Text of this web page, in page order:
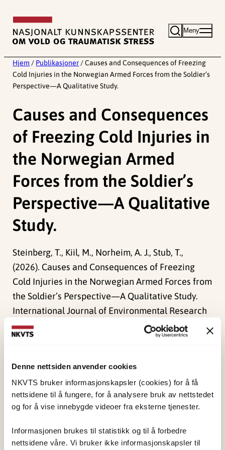
Denne nettsiden anvender cookies
NKVTS bruker informasjonskapsler (cookies) for å få
nettsidene til å fungere, for å analysere bruk av nettstedet
og for å vise innebygde videoer fra eksterne tjenester.
Informasjonen brukes til statistikk og til å forbedre
nettsidene våre. Vi bruker ikke informasjonskapsler til
innhold
Meny
Hjem / Publikasjoner / Causes and Consequences of Freezing
Cold Injuries in the Norwegian Armed Forces from the Soldier’s
Perspective—A Qualitative Study.
Causes and Consequences
of Freezing Cold Injuries in
the Norwegian Armed
Forces from the Soldier’s
Perspective—A Qualitative
Study.
Steinberg, T., Kiil, M., Norheim, A. J., Stub, T.,
(2026). Causes and Consequences of Freezing
Cold Injuries in the Norwegian Armed Forces from
the Soldier’s Perspective—A Qualitative Study.
International Journal of Environmental Research
and Public Health (IJERPH).
doi:10.3390/ijerph23040444
Publisert:9. mai 2026
Sist redigert: 5. august 2026